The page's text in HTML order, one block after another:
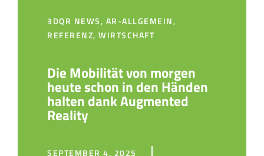
3DQR NEWS, AR-ALLGEMEIN,
REFERENZ, WIRTSCHAFT
Die Mobilität von morgen
heute schon in den Händen
halten dank Augmented
Reality
SEPTEMBER 4, 2025